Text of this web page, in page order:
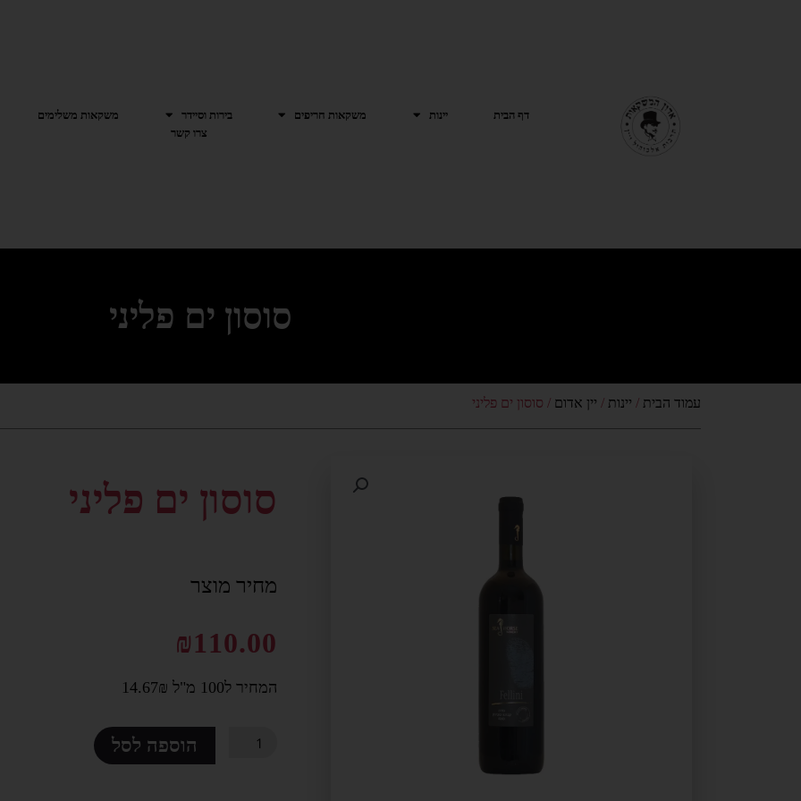
דף הבית יינות משקאות חריפים בירות וסיידר משקאות משלימים
צרו קשר
סוסון ים פליני
עמוד הבית / יינות / יין אדום / סוסון ים פליני
סוסון ים פליני
מחיר מוצר
₪110.00
המחיר ל100 מ"ל 14.67₪
כמות
הוספה לסל